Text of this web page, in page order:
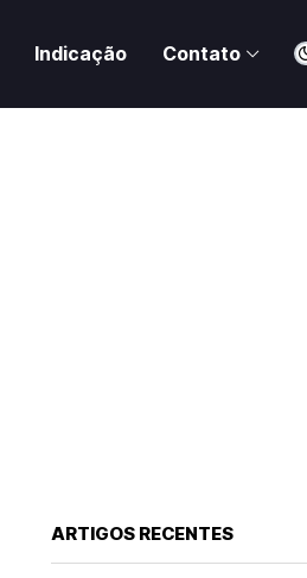
Indicação Contato
ARTIGOS RECENTES